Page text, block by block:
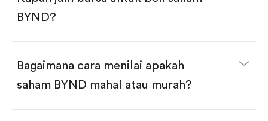
BYND?
Bagaimana cara menilai apakah
saham BYND mahal atau murah?